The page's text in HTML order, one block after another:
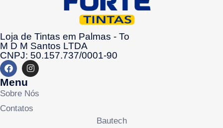
Loja de Tintas em Palmas - To
M D M Santos LTDA
CNPJ: 50.157.737/0001-90
Menu
Sobre Nós
Contatos
Bautech